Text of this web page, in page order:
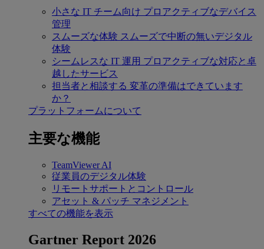
小さな IT チーム向け プロアクティブなデバイス
管理
スムーズな体験 スムーズで中断の無いデジタル
体験
シームレスな IT 運用 プロアクティブな対応と卓
越したサービス
担当者と相談する 変革の準備はできています
か？
プラットフォームについて
主要な機能
TeamViewer AI
従業員のデジタル体験
リモートサポートとコントロール
アセット & パッチ マネジメント
すべての機能を表示
Gartner Report 2026